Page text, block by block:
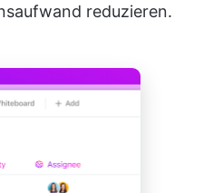
reduzieren.